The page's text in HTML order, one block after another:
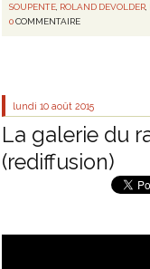
SOUPENTE ROLAND DEVOLDER
0COMMENTAIRE
lundi 10 août 2015
La galerie du
(rediffusion)